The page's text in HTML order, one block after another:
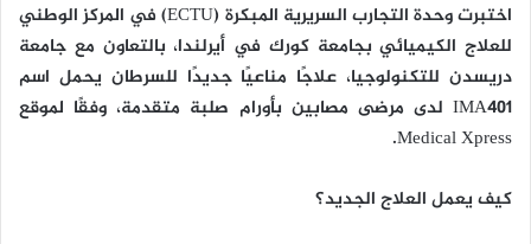
اختبرت وحدة التجارب السريرية المبكرة (ECTU) في المركز الوطني
للعلاج الكيميائي بجامعة كورك في أيرلندا، بالتعاون مع جامعة
دريسدن للتكنولوجيا، علاجًا مناعيًا جديدًا للسرطان يحمل اسم
IMA401 لدى مرضى مصابين بأورام صلبة متقدمة، وفقًا لموقع
Medical Xpress.
كيف يعمل العلاج الجديد؟